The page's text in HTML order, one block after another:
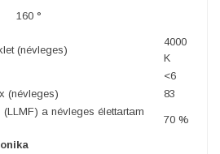
160 °
(névleges)
4000
K
<6
(névleges)
83
a névleges élettartam
70 %